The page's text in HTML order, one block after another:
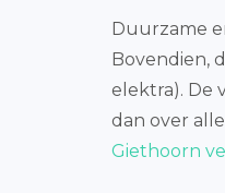
Duurzame
Bovendien,
elektra). De
dan over
Giethoorn